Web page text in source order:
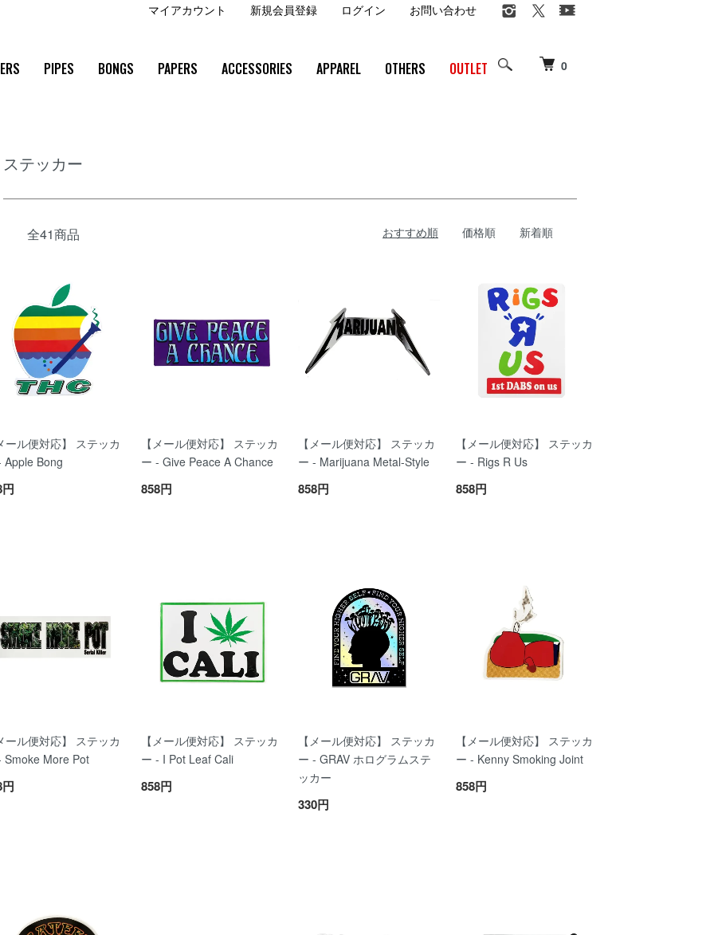
0
PIPES BONGS PAPERS ACCESSORIES APPAREL OTHERS OUTLET
マイアカウント 新規会員登録 ログイン お問い合わせ
ステッカー
全41商品 おすすめ順 価格順 新着順
ール便対応】 ステッカ
Apple Bong
【メール便対応】 ステッカ
ー - Give Peace A Chance
858円
【メール便対応】 ステッカ
ー - Marijuana Metal-Style
858円
【メール便対応】 ステッカ
ー - Rigs R Us
858円
ール便対応】 ステッカ
Smoke More Pot
【メール便対応】 ステッカ
ー - I Pot Leaf Cali
858円
【メール便対応】 ステッカ
ー - GRAV ホログラムステ
ッカー
330円
【メール便対応】 ステッカ
ー - Kenny Smoking Joint
858円